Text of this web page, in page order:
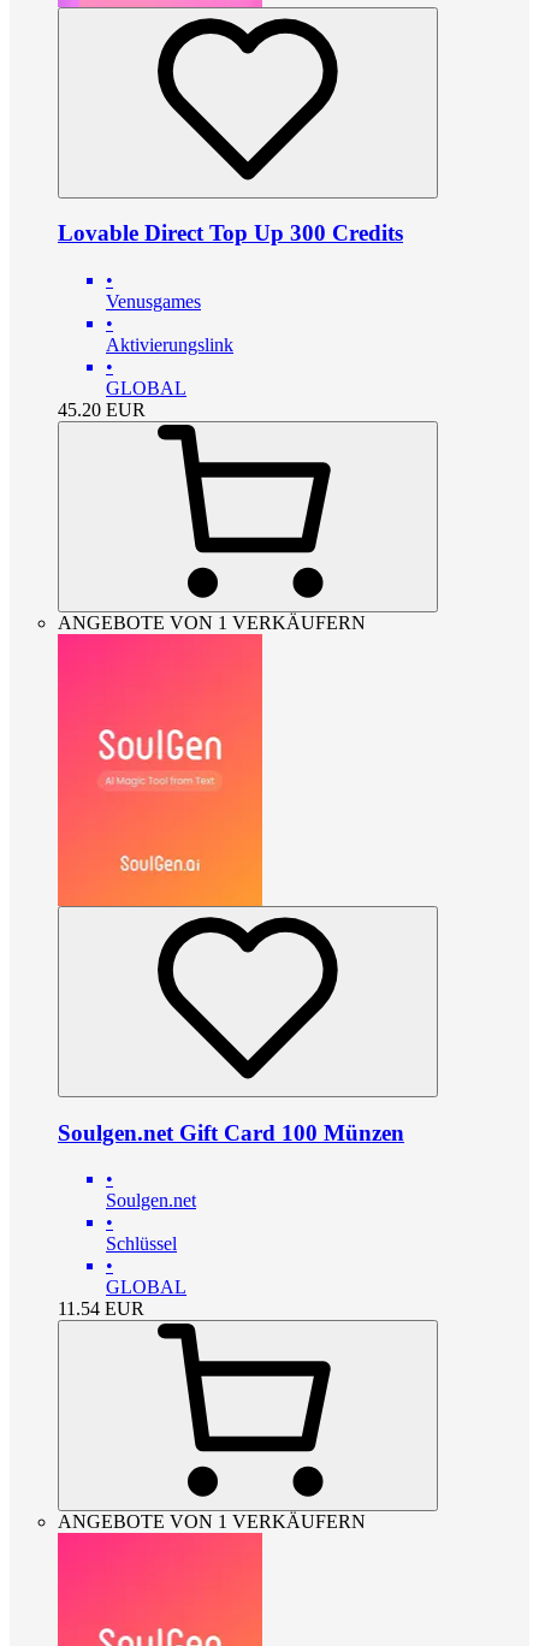
Lovable Direct Top Up 300 Credits
•
Venusgames
•
Aktivierungslink
•
GLOBAL
45.20 EUR
ANGEBOTE VON 1 VERKÄUFERN
Soulgen.net Gift Card 100 Münzen
•
Soulgen.net
•
Schlüssel
•
GLOBAL
11.54 EUR
ANGEBOTE VON 1 VERKÄUFERN